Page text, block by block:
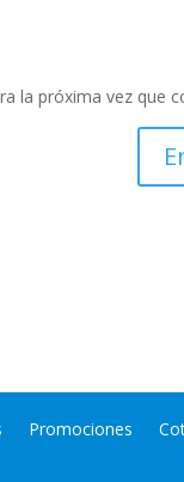
la próxima vez que
Promociones